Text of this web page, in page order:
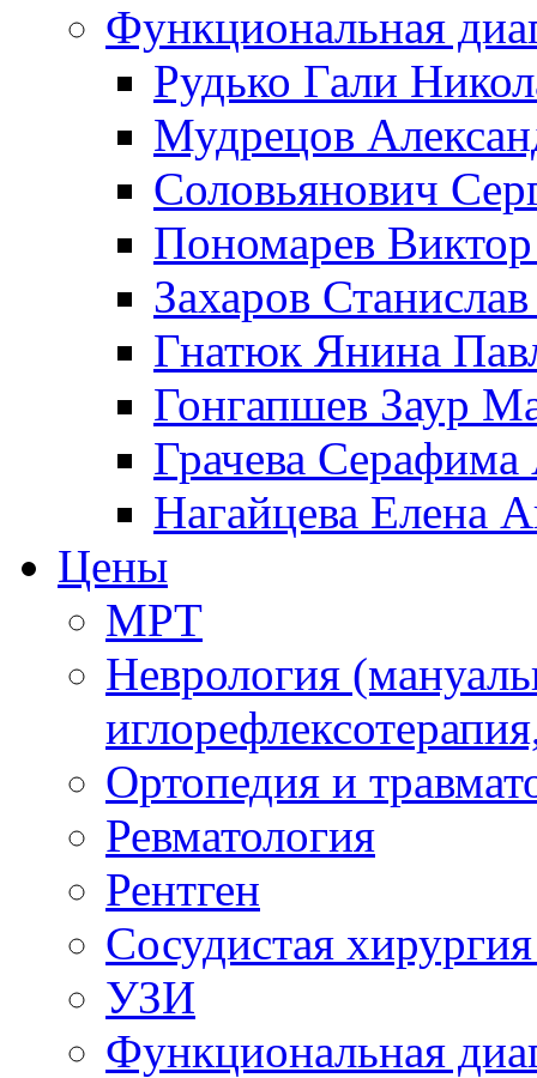
Функциональная
Рудько Гали
Мудрецов
Соловьянович
Пономарев
Захаров
Гнатюк Янина
Гонгапшев Заур
Грачева Серафима
Нагайцева Елена
Цены
МРТ
Неврология
Ортопедия и
Ревматология
Рентген
Сосудистая
УЗИ
Функциональная